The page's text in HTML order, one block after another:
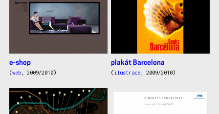
e-shop
(web, 2009/2010)
plakát Barcelona
(ilustrace , 2009/2010)